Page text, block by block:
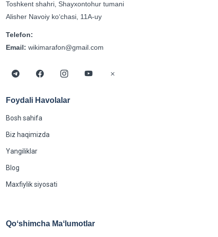
Toshkent shahri, Shayxontohur tumani
Alisher Navoiy koʻchasi, 11A-uy
Telefon:
Email: wikimarafon@gmail.com
Foydali Havolalar
Bosh sahifa
Biz haqimizda
Yangiliklar
Blog
Maxfiylik siyosati
Qoʻshimcha Maʻlumotlar